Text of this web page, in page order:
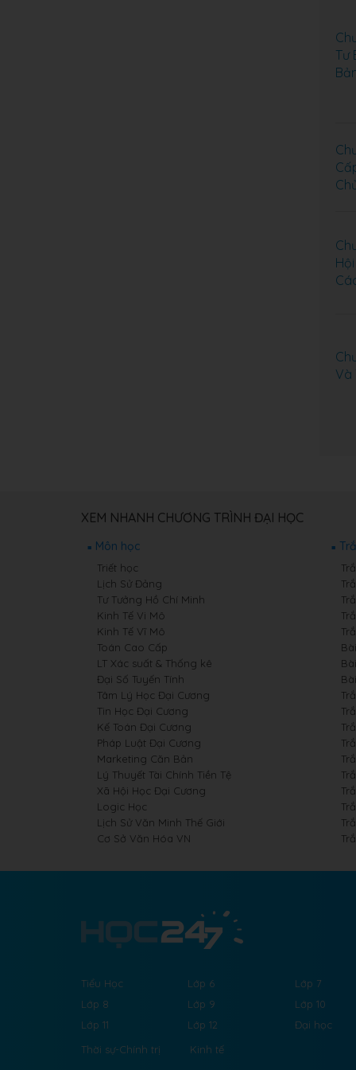
Tư
Và
XEM NHANH CHƯƠNG TRÌNH ĐẠI HỌC
Môn học
Triết học
Lịch Sử Đảng
Tư Tưởng Hồ Chí Minh
Kinh Tế Vi Mô
Kinh Tế Vĩ Mô
Toán Cao Cấp
LT Xác suất & Thống kê
Đại Số Tuyến Tính
Tâm Lý Học Đại Cương
Tin Học Đại Cương
Kế Toán Đại Cương
Pháp Luật Đại Cương
Marketing Căn Bản
Lý Thuyết Tài Chính Tiền Tệ
Xã Hội Học Đại Cương
Logic Học
Lịch Sử Văn Minh Thế Giới
Cơ Sở Văn Hóa VN
Tiểu Học Lớp 6
Lớp 7
Lớp 8
Lớp 9
Lớp 10
Lớp 11
Lớp 12
Đại học
Thời sự-Chính trị
Kinh tế